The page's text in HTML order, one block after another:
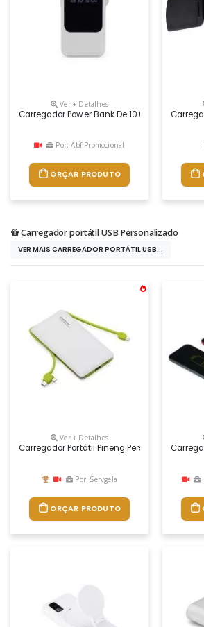
Ver + Detalhes
Carregador Power Bank De 10.000mah
Por: Abf Promocional
ORÇAR PRODUTO
Carregador portátil USB Personalizado
VER MAIS CARREGADOR PORTÁTIL USB...
Ver + Detalhes
Carregador Portátil Pineng Personalizado
Por: Servgela
ORÇAR PRODUTO